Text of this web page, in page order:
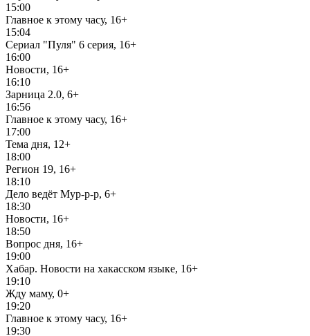
15:00
Главное к этому часу, 16+
15:04
Сериал "Пуля" 6 серия, 16+
16:00
Новости, 16+
16:10
Зарница 2.0, 6+
16:56
Главное к этому часу, 16+
17:00
Тема дня, 12+
18:00
Регион 19, 16+
18:10
Дело ведёт Мур-р-р, 6+
18:30
Новости, 16+
18:50
Вопрос дня, 16+
19:00
Хабар. Новости на хакасском языке, 16+
19:10
Жду маму, 0+
19:20
Главное к этому часу, 16+
19:30